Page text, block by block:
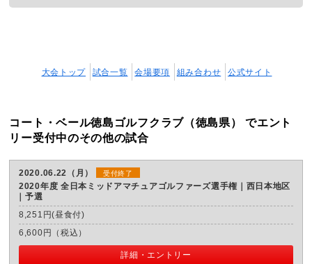
大会トップ 試合一覧 会場要項 組み合わせ 公式サイト
コート・ベール徳島ゴルフクラブ（徳島県） でエント
リー受付中のその他の試合
2020.06.22（月） 受付終了
2020年度 全日本ミッドアマチュアゴルファーズ選手権｜西日本地区
予選
8,251円(昼食付)
6,600円（税込）
詳細・エントリー